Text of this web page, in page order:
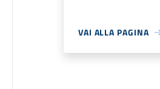
VAI ALLA PAGINA